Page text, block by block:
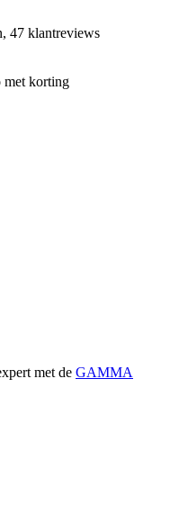
47 klantreviews
met korting
met de GAMMA